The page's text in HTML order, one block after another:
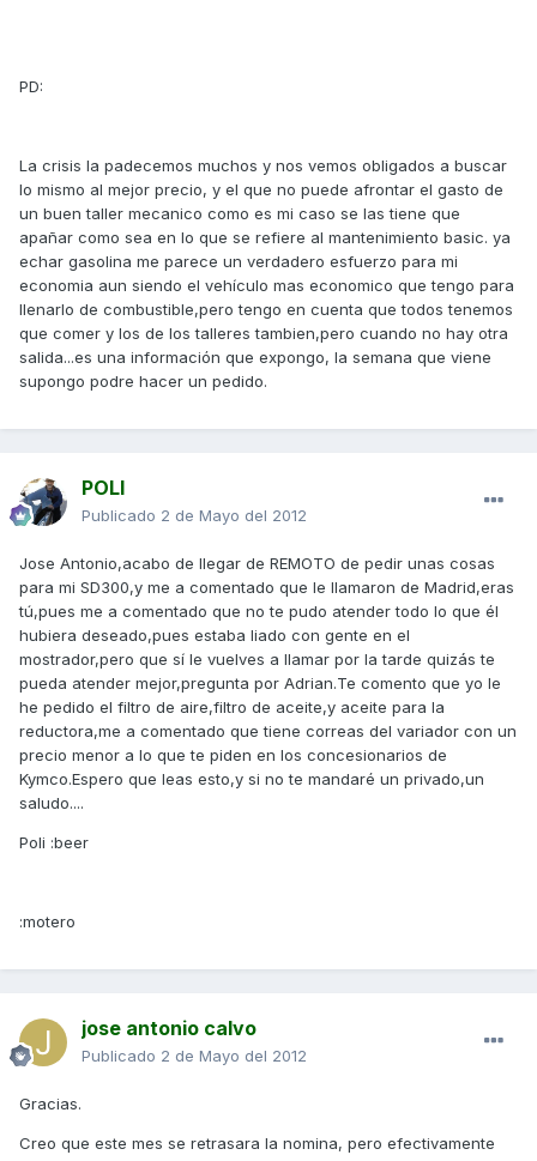
PD:
La crisis la padecemos muchos y nos vemos obligados a buscar
lo mismo al mejor precio, y el que no puede afrontar el gasto de
un buen taller mecanico como es mi caso se las tiene que
apañar como sea en lo que se refiere al mantenimiento basic. ya
echar gasolina me parece un verdadero esfuerzo para mi
economia aun siendo el vehículo mas economico que tengo para
llenarlo de combustible,pero tengo en cuenta que todos tenemos
que comer y los de los talleres tambien,pero cuando no hay otra
salida...es una información que expongo, la semana que viene
supongo podre hacer un pedido.
POLI
Publicado 2 de Mayo del 2012
Jose Antonio,acabo de llegar de REMOTO de pedir unas cosas
para mi SD300,y me a comentado que le llamaron de Madrid,eras
tú,pues me a comentado que no te pudo atender todo lo que él
hubiera deseado,pues estaba liado con gente en el
mostrador,pero que sí le vuelves a llamar por la tarde quizás te
pueda atender mejor,pregunta por Adrian.Te comento que yo le
he pedido el filtro de aire,filtro de aceite,y aceite para la
reductora,me a comentado que tiene correas del variador con un
precio menor a lo que te piden en los concesionarios de
Kymco.Espero que leas esto,y si no te mandaré un privado,un
saludo....
Poli :beer
:motero
jose antonio calvo
Publicado 2 de Mayo del 2012
Gracias.
Creo que este mes se retrasara la nomina, pero efectivamente